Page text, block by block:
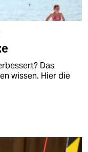
Das
wissen. Hier die